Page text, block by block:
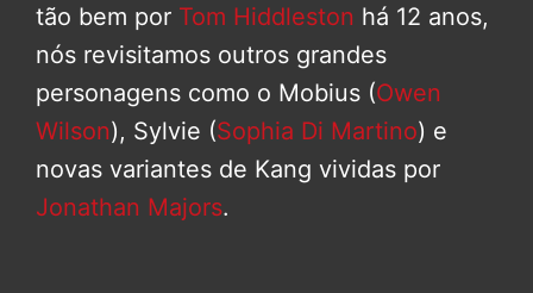
tão bem por Tom Hiddleston há 12 anos,
nós revisitamos outros grandes
personagens como o Mobius (Owen
Wilson), Sylvie (Sophia Di Martino) e
novas variantes de Kang vividas por
Jonathan Majors.